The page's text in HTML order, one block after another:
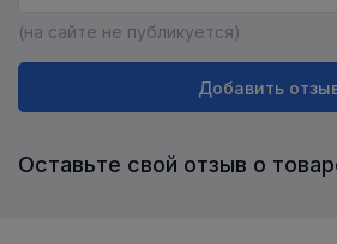
(на сайте не публикуется)
Добавить
Оставьте свой отзыв о